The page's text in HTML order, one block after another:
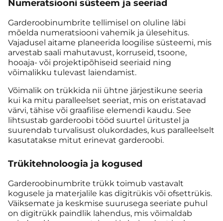
Numeratsiooni süsteem ja seeriad
Garderoobinumbrite tellimisel on oluline läbi
mõelda numeratsiooni vahemik ja ülesehitus.
Vajadusel aitame planeerida loogilise süsteemi, mis
arvestab saali mahutavust, korruseid, tsoone,
hooaja- või projektipõhiseid seeriaid ning
võimalikku tulevast laiendamist.
Võimalik on trükkida nii ühtne järjestikune seeria
kui ka mitu paralleelset seeriat, mis on eristatavad
värvi, tähise või graafilise elemendi kaudu. See
lihtsustab garderoobi tööd suurtel üritustel ja
suurendab turvalisust olukordades, kus paralleelselt
kasutatakse mitut erinevat garderoobi.
Trükitehnoloogia ja kogused
Garderoobinumbrite trükk toimub vastavalt
kogusele ja materjalile kas digitrükis või ofsettrükis.
Väiksemate ja keskmise suurusega seeriate puhul
on digitrükk paindlik lahendus, mis võimaldab